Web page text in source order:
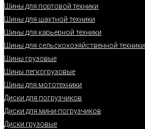
Шины для портовой техники
Шины для шахтной техники
Шины для карьерной техники
Шины для сельскохозяйственной техники
Шины грузовые
Шины легкогрузовые
Шины для мототехники
Диски для погрузчиков
Диски для мини-погрузчиков
Диски грузовые